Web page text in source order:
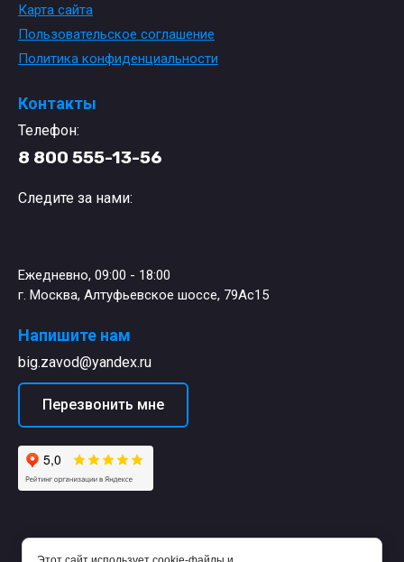
Карта сайта
Пользовательское соглашение
Политика конфиденциальности
Контакты
Телефон:
8 800 555-13-56
Следите за нами:
Ежедневно, 09:00 - 18:00
г. Москва, Алтуфьевское шоссе, 79Ас15
Напишите нам
big.zavod@yandex.ru
Перезвонить мне